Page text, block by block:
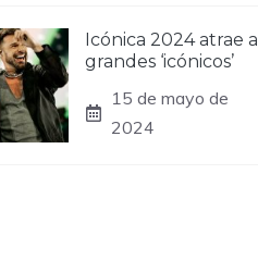
Icónica 2024 atrae a
grandes ‘icónicos’
15 de mayo de
2024